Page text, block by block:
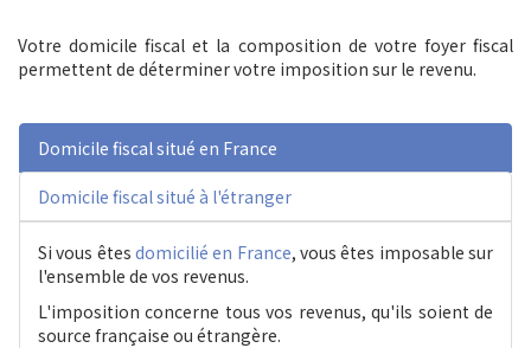
Votre domicile fiscal et la composition de votre foyer fiscal
permettent de déterminer votre imposition sur le revenu.
Domicile fiscal situé en France
Domicile fiscal situé à l'étranger
Si vous êtes domicilié en France, vous êtes imposable sur
l'ensemble de vos revenus.
L'imposition concerne tous vos revenus, qu'ils soient de
source française ou étrangère.